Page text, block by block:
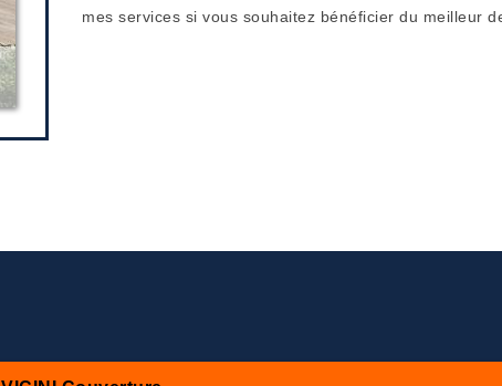
mes services si vous souhaitez bénéficier du meilleur